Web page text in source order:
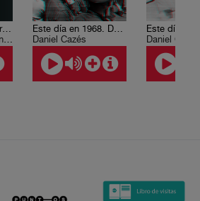
Los pueblos originarios: historia y actualidad
Alfredo López Austin , Andrés Medina Hernández
Este día en 1968. Del 3 al 10 de diciembre.
Daniel Cazés
Daniel Cazés